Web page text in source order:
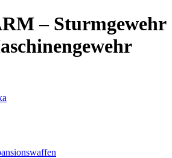
– Sturmgewehr